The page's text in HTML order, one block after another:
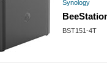
Synology
BST151-4T